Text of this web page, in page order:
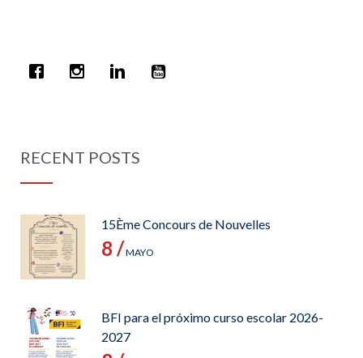
RECENT POSTS
15Ème Concours de Nouvelles
8 /MAYO
BFI para el próximo curso escolar 2026-
2027